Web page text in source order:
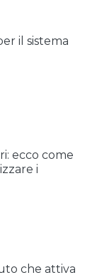
il sistema
ecco come
i
che attiva